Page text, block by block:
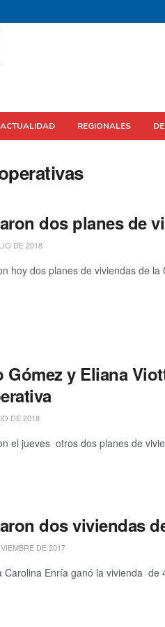
REGIONALES
dos planes de
DE 2018
hoy dos planes de viviendas de
Gómez y Eliana
DE 2018
el jueves otros dos planes de
dos viviendas
DE 2017
Enría ganó la vivienda de